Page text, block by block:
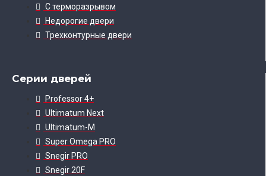
С терморазрывом
Недорогие двери
Трехконтурные двери
Серии дверей
Professor 4+
Ultimatum Next
Ultimatum-M
Super Omega PRO
Snegir PRO
Snegir 20F